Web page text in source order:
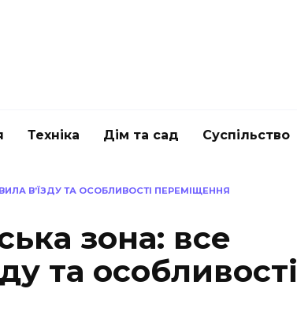
Техніка Дім та сад Суспільство
В’ЇЗДУ ТА ОСОБЛИВОСТІ ПЕРЕМІЩЕННЯ
зона: все
та особливості